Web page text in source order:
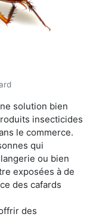
solution bien
insecticides
le commerce.
qui
ou bien
exposées à de
des cafards
des